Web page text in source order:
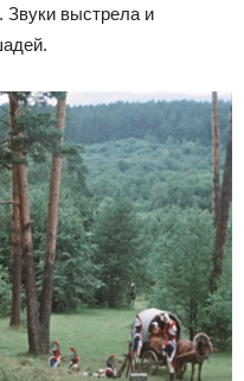
Звуки выстрела и